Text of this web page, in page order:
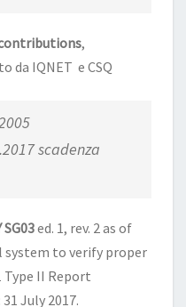
,
da IQNET e CSQ
scadenza
SG03ed. 1, rev. 2 as of
system to verify proper
Type II Report
July 2017.